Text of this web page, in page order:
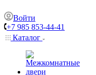
Войти
+7 985 853-44-41
Каталог